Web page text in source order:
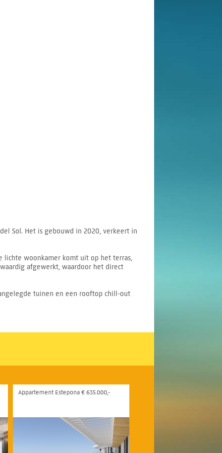
Sol. Het is gebouwd in 2020, verkeert in
lichte woonkamer komt uit op het terras,
afgewerkt, waardoor het direct
tuinen en een rooftop chill-out
Appartement Estepona € 635.000,-